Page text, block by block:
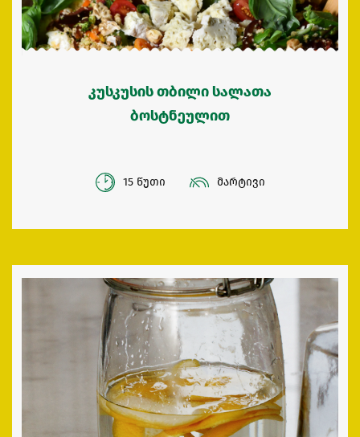
კუსკუსის თბილი სალათა
ბოსტნეულით
15 წუთი მარტივი